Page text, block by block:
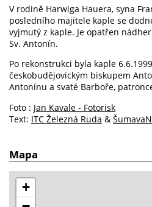
V rodině Harwiga Hauera, syna
posledního majitele kaple se
vyjmutý z kaple. Je opatřen
Sv. Antonín.
Po rekonstrukci byla kaple
českobudějovickým biskupem
Antonínu a svaté Barboře,
Foto : Jan Kavale - Fotorisk
Text: ITC Železná Ruda &
Mapa